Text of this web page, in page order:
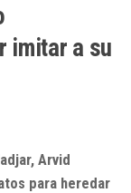
imitar a su
Arvid
para heredar